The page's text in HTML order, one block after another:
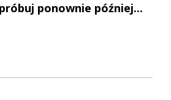
ponownie później...